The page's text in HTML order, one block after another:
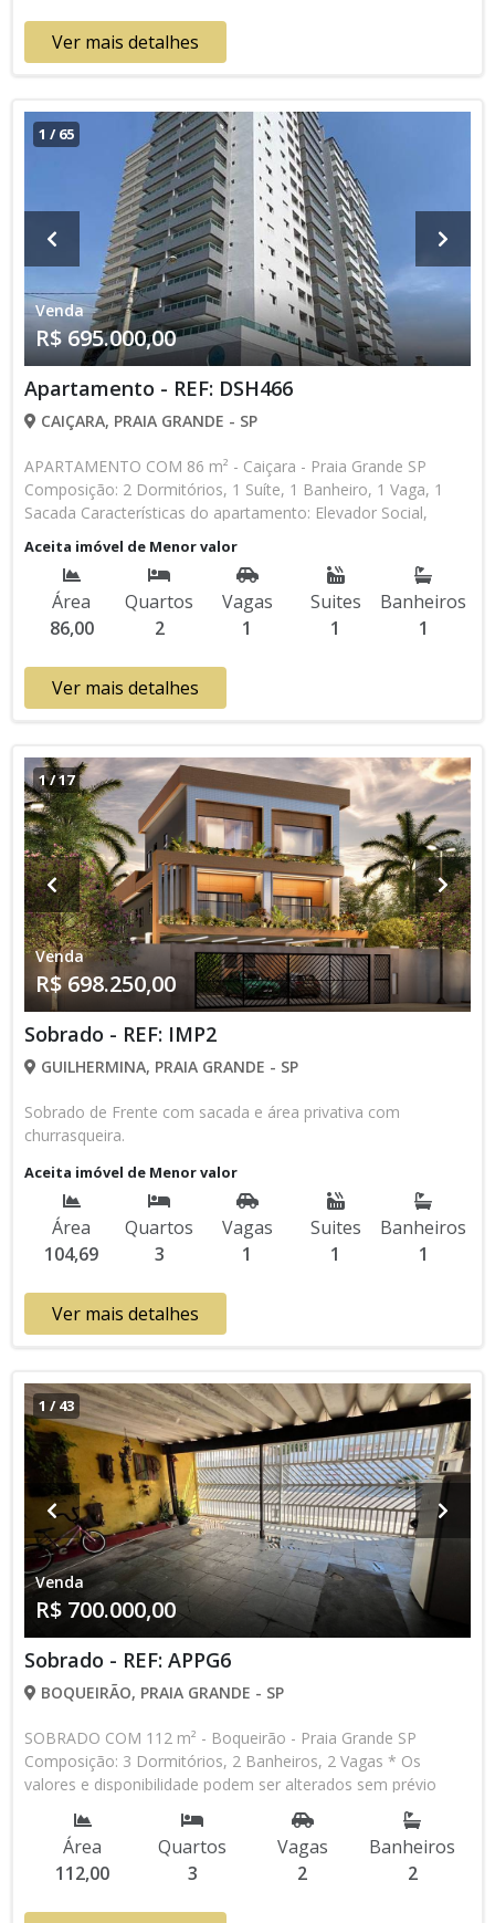
ser alterados sem prévio aviso. Favor verificar entrando em
contato com nossa equipe
Ver mais detalhes
1 /65
Venda
R$ 695.000,00
Apartamento - REF: DSH466
CAIÇARA, PRAIA GRANDE - SP
APARTAMENTO COM 86 m² - Caiçara - Praia Grande SP
Composição: 2 Dormitórios, 1 Suíte, 1 Banheiro, 1 Vaga, 1
Sacada Características do apartamento: Elevador Social,
Elevador de Serviço, Acessibilidade, Portão Automático,
Interfone, Água Individual, Gás Encanado, Home Box, Piscina,
Sauna, Salão de Jogos, Salão de Festas, Espaço Kids, Espaço
Gourmet, Academia, Churrasqueira Lançamento, Em Obras *
Os valores e disponibilidade podem ser alterados sem prévio
Aceita imóvel de Menor valor
Área
86,00
Quartos
2
Vagas
1
Suites
1
Banheiros
1
Ver mais detalhes
1/17
Venda
R$ 698.250,00
Sobrado - REF: IMP2
GUILHERMINA, PRAIA GRANDE - SP
Sobrado de Frente com sacada e área privativa com
churrasqueira.
Aceita imóvel de Menor valor
Área
104,69
Quartos
3
Vagas
1
Suites
1
Banheiros
1
Ver mais detalhes
1 /43
Venda
R$ 700.000,00
Sobrado - REF: APPG6
BOQUEIRÃO, PRAIA GRANDE - SP
SOBRADO COM 112 m² - Boqueirão - Praia Grande SP
Composição: 3 Dormitórios, 2 Banheiros, 2 Vagas * Os
valores e disponibilidade podem ser alterados sem prévio
aviso. Favor verificar entrando em contato com nossa equipe
Área
112,00
Quartos
3
Vagas
2
Banheiros
2